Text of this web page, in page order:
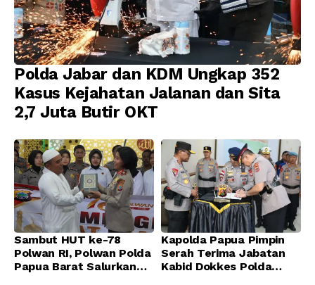
Polda Jabar dan KDM Ungkap 352
Kasus Kejahatan Jalanan dan Sita
2,7 Juta Butir OKT
Sambut HUT ke-78
Polwan RI, Polwan Polda
Papua Barat Salurkan
Kapolda Papua Pimpin
Serah Terima Jabatan
Kabid Dokkes Polda